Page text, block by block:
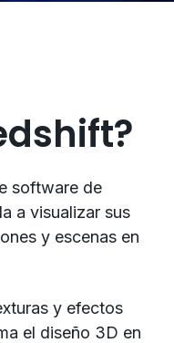
software de
a visualizar sus
y escenas en
y efectos
el diseño 3D en